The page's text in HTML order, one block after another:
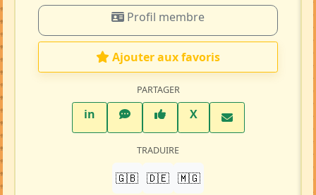
Profil membre
Ajouter aux favoris
PARTAGER
inLinkedInWhatsAppFacebook
XTwitter X
TRADUIRE
🇬🇧 🇩🇪 🇲🇬